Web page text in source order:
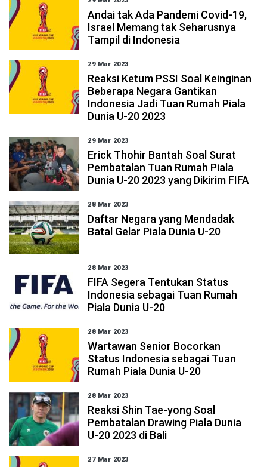
Andai tak Ada Pandemi Covid-19,
Israel Memang tak Seharusnya
Tampil di Indonesia
29 Mar 2023
Reaksi Ketum PSSI Soal Keinginan
Beberapa Negara Gantikan
Indonesia Jadi Tuan Rumah Piala
Dunia U-20 2023
29 Mar 2023
Erick Thohir Bantah Soal Surat
Pembatalan Tuan Rumah Piala
Dunia U-20 2023 yang Dikirim FIFA
28 Mar 2023
Daftar Negara yang Mendadak
Batal Gelar Piala Dunia U-20
28 Mar 2023
FIFA Segera Tentukan Status
Indonesia sebagai Tuan Rumah
Piala Dunia U-20
28 Mar 2023
Wartawan Senior Bocorkan
Status Indonesia sebagai Tuan
Rumah Piala Dunia U-20
28 Mar 2023
Reaksi Shin Tae-yong Soal
Pembatalan Drawing Piala Dunia
U-20 2023 di Bali
27 Mar 2023